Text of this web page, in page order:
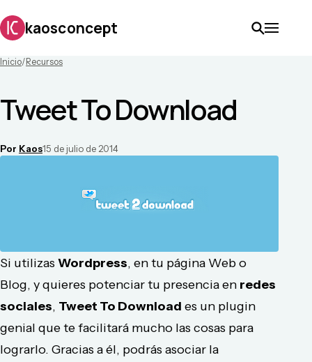
kaosconcept
Inicio/ Recursos
Tweet To Download
Por Kaos15 de julio de 2014
Si utilizas Wordpress, en tu página Web o
Blog, y quieres potenciar tu presencia en redes
sociales, Tweet To Download es un plugin
genial que te facilitará mucho las cosas para
lograrlo. Gracias a él, podrás asociar la